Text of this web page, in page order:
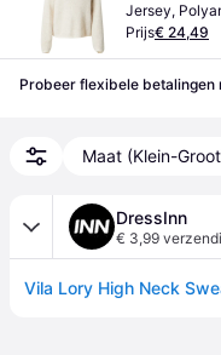
Jersey,
Prijs€ 24,49
Probeer flexibele betalingen
Maat (Klein-
DressInn
€ 3,99
Vila Lory High Neck